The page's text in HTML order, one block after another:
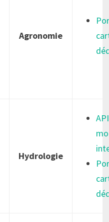
Agronomie
Hydrologie